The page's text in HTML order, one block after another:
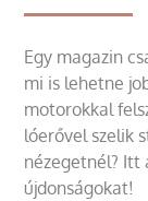
Egy magazin
mi is lehetne
motorokkal
lóerővel szelik
nézegetnél? Itt
újdonságokat!